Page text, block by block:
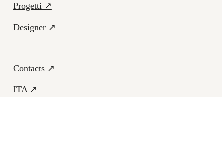
Progetti ↗
Designer ↗
Contacts ↗
ITA ↗